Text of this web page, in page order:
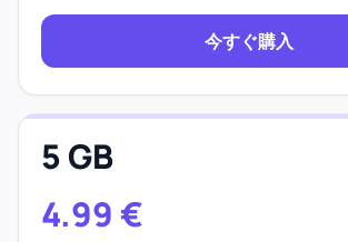
今すぐ購入
5 GB
4.99 €